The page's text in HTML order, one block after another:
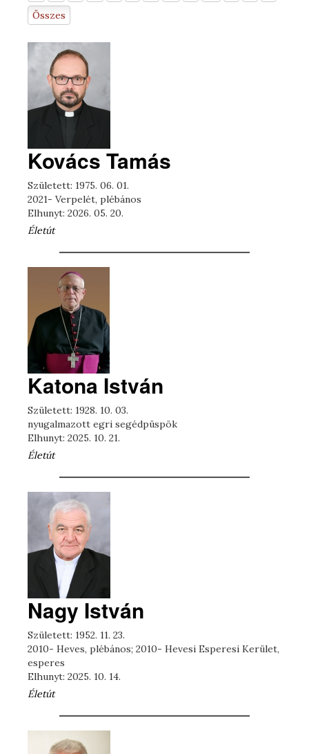
Összes
Kovács Tamás
Született: 1975. 06. 01.
2021- Verpelét, plébános
Elhunyt: 2026. 05. 20.
Életút
Katona István
Született: 1928. 10. 03.
nyugalmazott egri segédpüspök
Elhunyt: 2025. 10. 21.
Életút
Nagy István
Született: 1952. 11. 23.
2010- Heves, plébános; 2010- Hevesi Esperesi Kerület,
esperes
Elhunyt: 2025. 10. 14.
Életút